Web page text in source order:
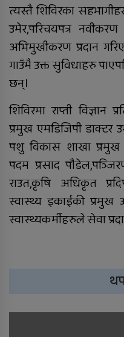
त्यस्तै शिविरका
उमेर,परिचयपत्र
अभिमुखीकरण प्रदान
गाउँमै उक्त सुविधाहरु
छन्।
शिविरमा राप्ती विज्ञान
प्रमुख एमडिजिपी डाक्टर
पशु विकास शाखा प्रमुख
पदम प्रसाद
राउत,कृषि अधिकृत
स्वास्थ्य इकाईकी प्रमुख
स्वास्थ्यकर्मीहरुले सेवा